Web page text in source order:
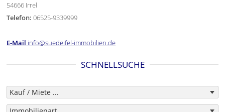
54666 Irrel
Telefon: 06525-9339999
E-Mail info@suedeifel-immobilien.de
SCHNELLSUCHE